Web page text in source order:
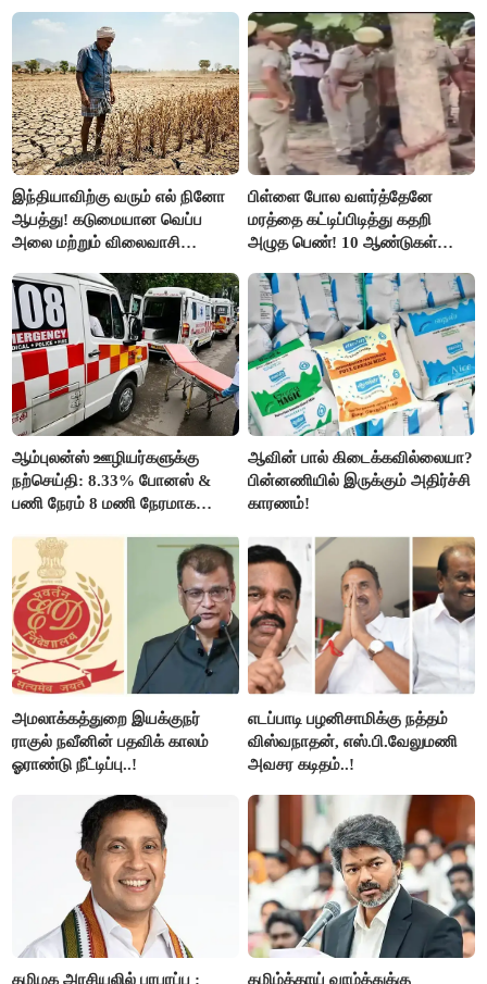
இந்தியாவிற்கு வரும் எல் நினோ
ஆபத்து! கடுமையான வெப்ப
அலை மற்றும் விலைவாசி
பிள்ளை போல வளர்த்தேனே
மரத்தை கட்டிப்பிடித்து கதறி
அழுத பெண்! 10 ஆண்டுகள்
வெட்டி சாய்ப்பு..!
ஆம்புலன்ஸ் ஊழியர்களுக்கு
நற்செய்தி: 8.33% போனஸ் &
பணி நேரம் 8 மணி நேரமாக
ஆவின் பால் கிடைக்கவில்லையா?
பின்னணியில் இருக்கும் அதிர்ச்சி
காரணம்!
அமலாக்கத்துறை இயக்குநர்
ராகுல் நவீனின் பதவிக் காலம்
ஓராண்டு நீட்டிப்பு..!
எடப்பாடி பழனிசாமிக்கு நத்தம்
விஸ்வநாதன், எஸ்.பி.வேலுமணி
அவசர கடிதம்..!
தமிழக அரசியலில் பரபரப்பு : தமிழ்த்தாய் வாழ்த்துக்கு